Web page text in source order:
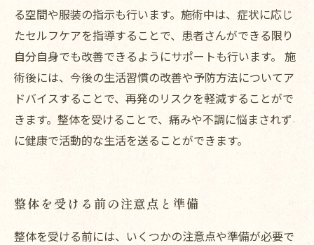
る空間や服装の指示も行います。施術中は、症状に応じ
たセルフケアを指導することで、患者さんができる限り
自分自身でも改善できるようにサポートも行います。 施
術後には、今後の生活習慣の改善や予防方法についてア
ドバイスすることで、再発のリスクを軽減することがで
きます。整体を受けることで、痛みや不調に悩まされず
に健康で活動的な生活を送ることができます。
整体を受ける前の注意点と準備
整体を受ける前には、いくつかの注意点や準備が必要で